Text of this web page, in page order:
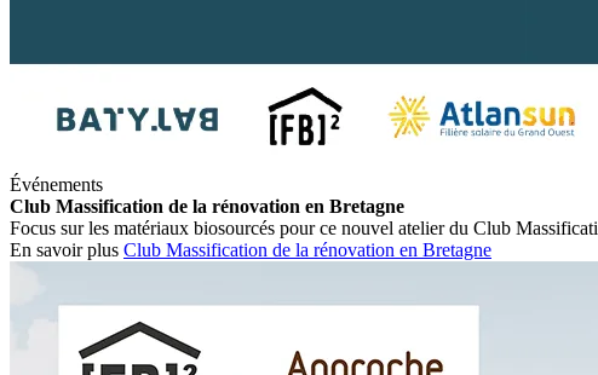
Événements
Club Massification de la rénovation en Bretagne
Focus sur les matériaux biosourcés pour ce nouvel atelier du Club
En savoir plus Club Massification de la rénovation en Bretagne